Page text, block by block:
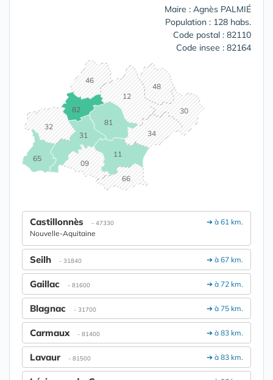
Maire : Agnès PALMIÉ
Population : 128 habs.
Code postal : 82110
Code insee : 82164
09
11
12
30
31
32
34
46
48
65
66
81
82
➔ à 61 km.
Castillonnès - 47330
Nouvelle-Aquitaine
➔ à 67 km.
Seilh - 31840
➔ à 72 km.
Gaillac - 81600
➔ à 75 km.
Blagnac - 31700
➔ à 83 km.
Carmaux - 81400
➔ à 83 km.
Lavaur - 81500